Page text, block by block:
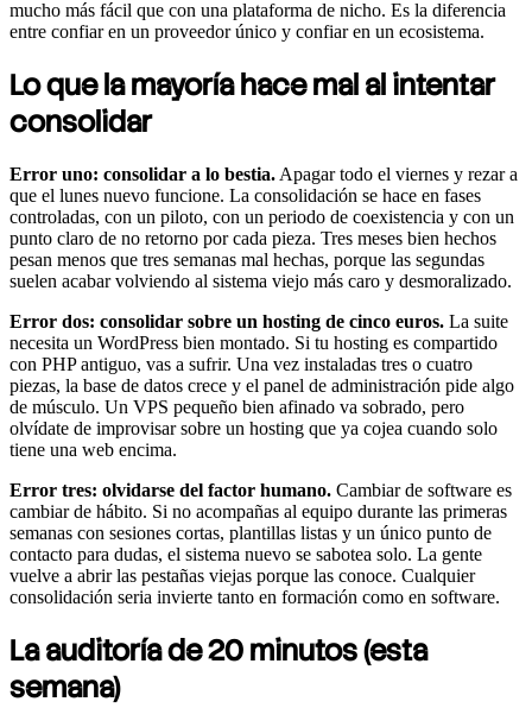
mucho más fácil que con una plataforma de nicho. Es la diferencia
entre confiar en un proveedor único y confiar en un ecosistema.
Lo que la mayoría hace mal al intentar
consolidar
Error uno: consolidar a lo bestia. Apagar todo el viernes y rezar a
que el lunes nuevo funcione. La consolidación se hace en fases
controladas, con un piloto, con un periodo de coexistencia y con un
punto claro de no retorno por cada pieza. Tres meses bien hechos
pesan menos que tres semanas mal hechas, porque las segundas
suelen acabar volviendo al sistema viejo más caro y desmoralizado.
Error dos: consolidar sobre un hosting de cinco euros. La suite
necesita un WordPress bien montado. Si tu hosting es compartido
con PHP antiguo, vas a sufrir. Una vez instaladas tres o cuatro
piezas, la base de datos crece y el panel de administración pide algo
de músculo. Un VPS pequeño bien afinado va sobrado, pero
olvídate de improvisar sobre un hosting que ya cojea cuando solo
tiene una web encima.
Error tres: olvidarse del factor humano. Cambiar de software es
cambiar de hábito. Si no acompañas al equipo durante las primeras
semanas con sesiones cortas, plantillas listas y un único punto de
contacto para dudas, el sistema nuevo se sabotea solo. La gente
vuelve a abrir las pestañas viejas porque las conoce. Cualquier
consolidación seria invierte tanto en formación como en software.
La auditoría de 20 minutos (esta
semana)